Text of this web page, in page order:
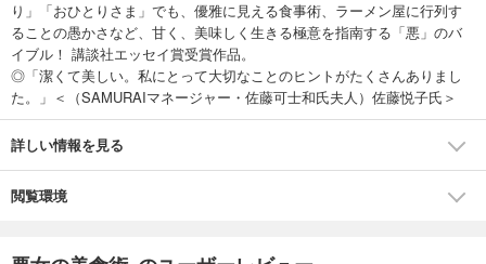
り」「おひとりさま」でも、優雅に見える食事術、ラーメン屋に行列す
ることの愚かさなど、甘く、美味しく生きる極意を指南する「悪」のバ
イブル！ 講談社エッセイ賞受賞作品。
◎「潔くて美しい。私にとって大切なことのヒントがたくさんありまし
た。」＜（SAMURAIマネージャー・佐藤可士和氏夫人）佐藤悦子氏＞
詳しい情報を見る
閲覧環境